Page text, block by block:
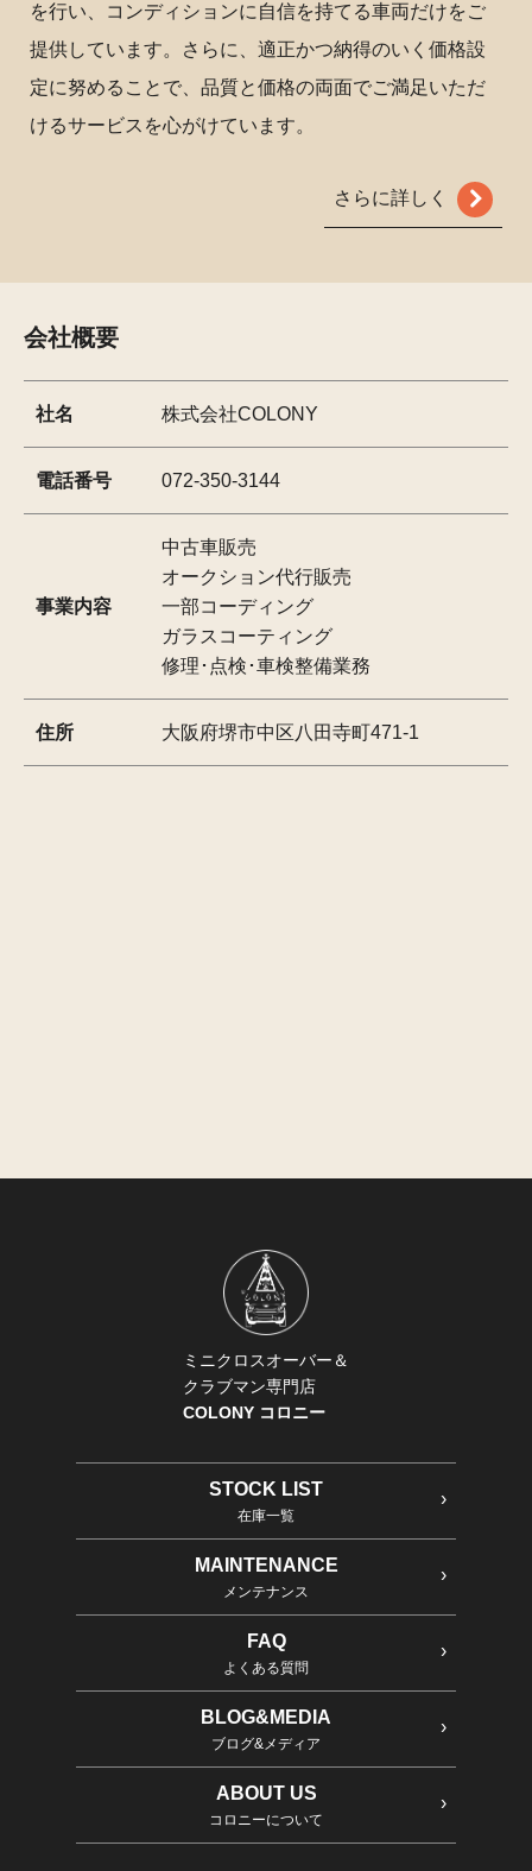
を行い、コンディションに自信を持てる車両だけをご
提供しています。さらに、適正かつ納得のいく価格設
定に努めることで、品質と価格の両面でご満足いただ
けるサービスを心がけています。
さらに詳しく
会社概要
社名 株式会社COLONY
電話番号 072-350-3144
事業内容
中古車販売
オークション代行販売
一部コーディング
ガラスコーティング
修理･点検･車検整備業務
住所 大阪府堺市中区八田寺町471-1
ミニクロスオーバー＆
クラブマン専門店
COLONY コロニー
STOCK LIST
在庫一覧
MAINTENANCE
メンテナンス
FAQ
よくある質問
BLOG&MEDIA
ブログ&メディア
ABOUT US
コロニーについて